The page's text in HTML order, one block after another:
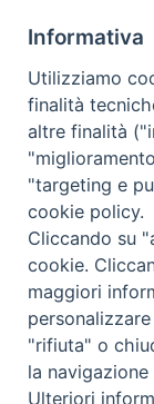
Uffici di Curia:
Cancelleria
Comunicazione
Informativa
Utilizziamo
finalità
altre finalità
"targeting e
cookie policy.
Cliccando su
cookie.
maggiori
"rifiuta" o
la
Ulteriori